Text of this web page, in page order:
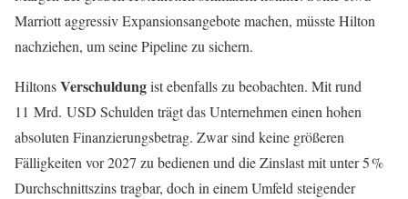
Marriott aggressiv Expansionsangebote machen, müsste Hilton
nachziehen, um seine Pipeline zu sichern.
HiltonsVerschuldungist ebenfalls zu beobachten. Mit rund
11 Mrd. USD Schulden trägt das Unternehmen einen hohen
absoluten Finanzierungsbetrag. Zwar sind keine größeren
Fälligkeiten vor 2027 zu bedienen und die Zinslast mit unter 5 %
Durchschnittszins tragbar, doch in einem Umfeld steigender